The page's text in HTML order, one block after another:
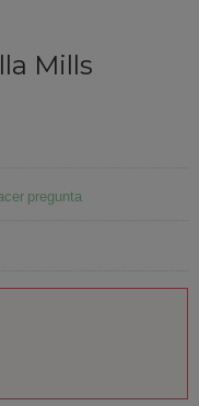
Mills
pregunta